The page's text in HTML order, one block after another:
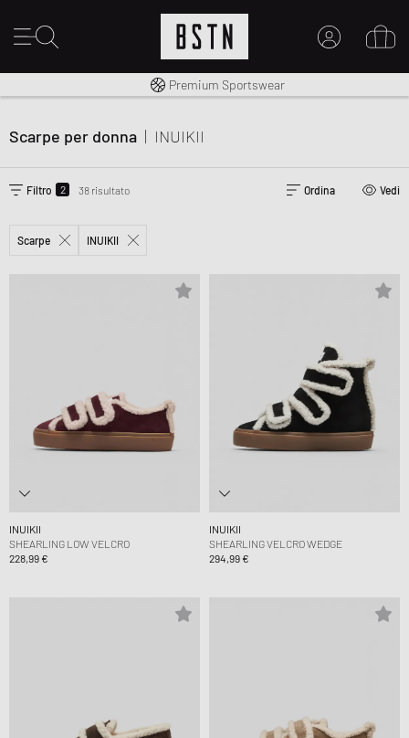
IL MIO ACCOUNT
Consegna gratuita in Italia da 100€
Premium Sportswear
Scarpe per donna | INUIKII
Filtro 2 38 risultato Ordina Vedi
Scarpe INUIKII
INUIKII
SHEARLING LOW VELCRO
228,99 €
INUIKII
SHEARLING VELCRO WEDGE
294,99 €